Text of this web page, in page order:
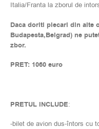
Italia/Franta la zborul de
Daca doriti plecari din alte
Budapesta,Belgrad) ne
zbor.
PRET: 1060 euro
PRETUL INCLUDE:
-bilet de avion dus-întors cu